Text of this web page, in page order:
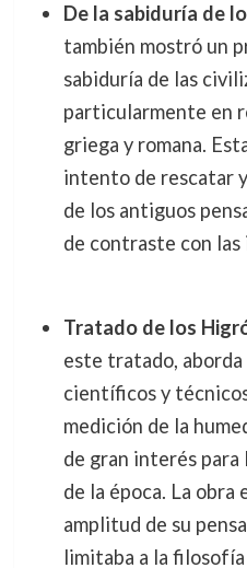
De la sabiduría de
también mostró un
sabiduría de las
particularmente en
griega y romana.
intento de rescatar
de los antiguos
de contraste con las
Tratado de los
este tratado, aborda
científicos y
medición de la
de gran interés
de la época. La obra
amplitud de su
limitaba a la